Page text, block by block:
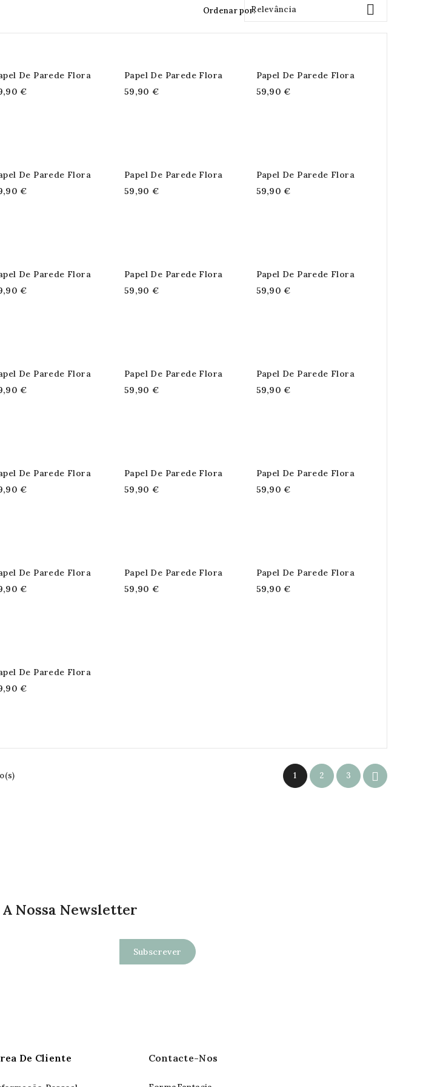
Ordenar por:Relevância 
De Parede Flora
€
Papel De Parede Flora
59,90 €
Papel De Parede Flora
59,90 €
De Parede Flora
€
Papel De Parede Flora
59,90 €
Papel De Parede Flora
59,90 €
De Parede Flora
€
Papel De Parede Flora
59,90 €
Papel De Parede Flora
59,90 €
De Parede Flora
€
Papel De Parede Flora
59,90 €
Papel De Parede Flora
59,90 €
De Parede Flora
€
Papel De Parede Flora
59,90 €
Papel De Parede Flora
59,90 €
De Parede Flora
€
Papel De Parede Flora
59,90 €
Papel De Parede Flora
59,90 €
De Parede Flora
€
1 2 3 
Nossa Newsletter
De Cliente Contacte-Nos